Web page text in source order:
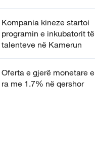
Kompania kineze startoi
programin e inkubatorit të
talenteve në Kamerun
Oferta e gjerë monetare
ra me 1.7% në qershor